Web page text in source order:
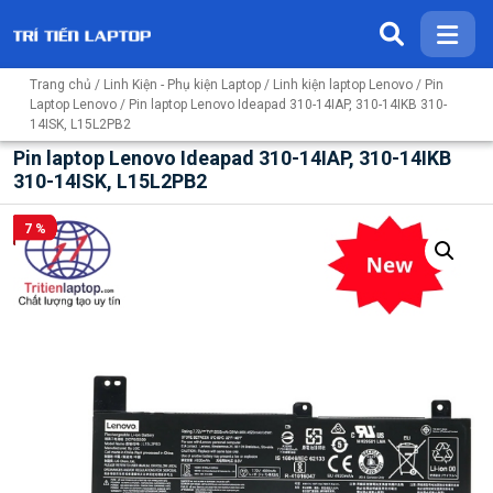
Trang chủ / Linh Kiện - Phụ kiện Laptop / Linh kiện laptop Lenovo / Pin
Laptop Lenovo / Pin laptop Lenovo Ideapad 310-14IAP, 310-14IKB 310-
14ISK, L15L2PB2
Pin laptop Lenovo Ideapad 310-14IAP, 310-14IKB
310-14ISK, L15L2PB2
7 %